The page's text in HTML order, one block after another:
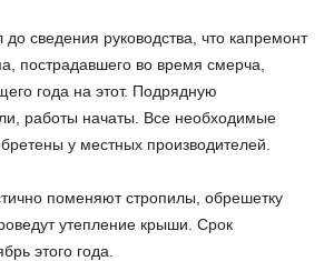
сведения руководства, что капремонт
пострадавшего во время смерча,
года на этот. Подрядную
работы начаты. Все необходимые
у местных производителей.
поменяют стропилы, обрешетку
утепление крыши. Срок
этого года.